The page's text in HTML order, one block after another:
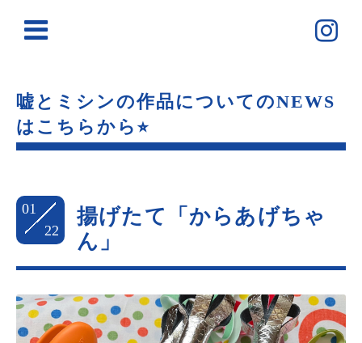
嘘とミシンの作品についてのNEWS
はこちらから⭐︎
01
22
揚げたて「からあげちゃ
ん」